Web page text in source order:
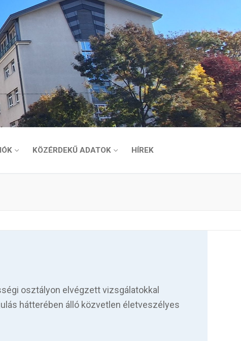
KÖZÉRDEKŰ ADATOK HÍREK
osztályon elvégzett vizsgálatokkal
hátterében álló közvetlen életveszélyes